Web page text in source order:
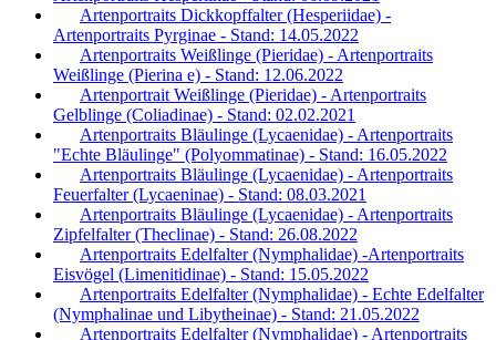
Artenportraits Dickkopffalter (Hesperiidae) -
Artenportraits Pyrginae - Stand: 14.05.2022
Artenportraits Weißlinge (Pieridae) - Artenportraits
Weißlinge (Pierina e) - Stand: 12.06.2022
Artenportrait Weißlinge (Pieridae) - Artenportraits
Gelblinge (Coliadinae) - Stand: 02.02.2021
Artenportraits Bläulinge (Lycaenidae) - Artenportraits
"Echte Bläulinge" (Polyommatinae) - Stand: 16.05.2022
Artenportraits Bläulinge (Lycaenidae) - Artenportraits
Feuerfalter (Lycaeninae) - Stand: 08.03.2021
Artenportraits Bläulinge (Lycaenidae) - Artenportraits
Zipfelfalter (Theclinae) - Stand: 26.08.2022
Artenportraits Edelfalter (Nymphalidae) -Artenportraits
Eisvögel (Limenitidinae) - Stand: 15.05.2022
Artenportraits Edelfalter (Nymphalidae) - Echte Edelfalter
(Nymphalinae und Libytheinae) - Stand: 21.05.2022
Artenportraits Edelfalter (Nymphalidae) - Artenportraits